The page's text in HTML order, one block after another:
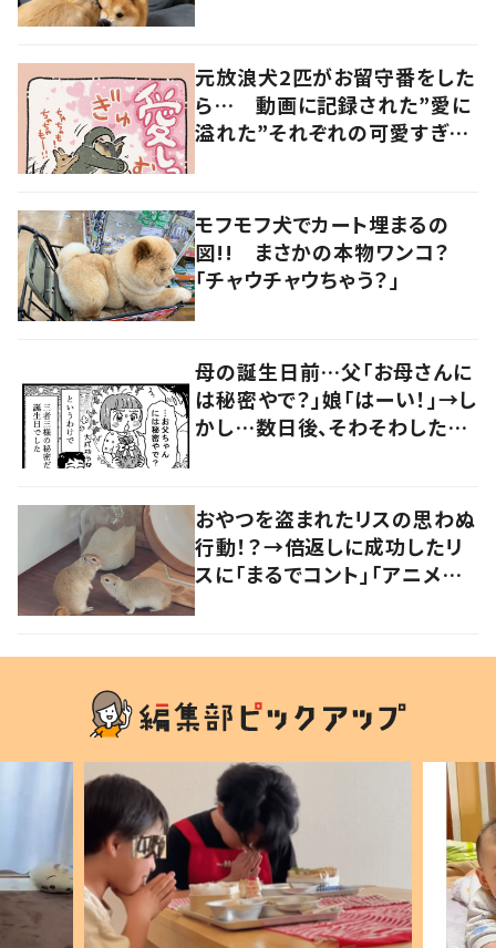
元放浪犬2匹がお留守番をした
ら… 動画に記録された”愛に
溢れた”それぞれの可愛すぎる
モフモフ犬でカート埋まるの
図!! まさかの本物ワンコ？
「チャウチャウちゃう？」
母の誕生日前…父「お母さんに
は秘密やで？」娘「はーい！」→し
かし…数日後、そわそわした娘
おやつを盗まれたリスの思わぬ
行動！？→倍返しに成功したリ
スに「まるでコント」「アニメの